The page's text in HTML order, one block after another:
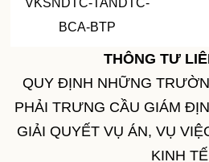
BCA-BTP
THÔNG TƯ
QUY ĐỊNH NHỮNG
PHẢI TRƯNG CẦU GIÁM
GIẢI QUYẾT VỤ ÁN, VỤ
KINH TẾ